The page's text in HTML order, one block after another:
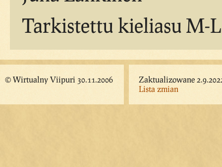
Tarkistettu kieliasu M-
© Wirtualny Viipuri 30.11.2006
Zaktualizowane
Lista zmian